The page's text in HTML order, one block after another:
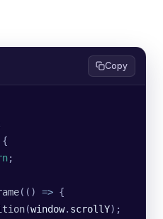
Copy
{
;
(() => {
(window. scrollY);